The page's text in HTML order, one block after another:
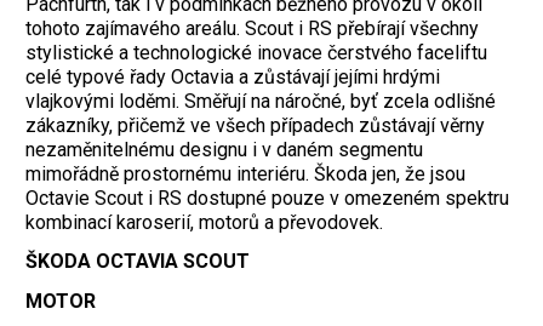
tohoto zajímavého areálu. Scout i RS přebírají všechny
stylistické a technologické inovace čerstvého faceliftu
celé typové řady Octavia a zůstávají jejími hrdými
vlajkovými loděmi. Směřují na náročné, byť zcela odlišné
zákazníky, přičemž ve všech případech zůstávají věrny
nezaměnitelnému designu i v daném segmentu
mimořádně prostornému interiéru. Škoda jen, že jsou
Octavie Scout i RS dostupné pouze v omezeném spektru
kombinací karoserií, motorů a převodovek.
ŠKODA OCTAVIA SCOUT
MOTOR